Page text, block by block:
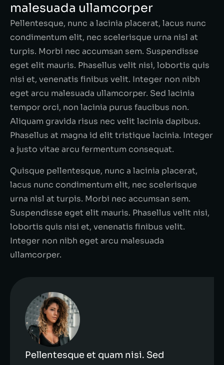
malesuada ullamcorper
Pellentesque, nunc a lacinia placerat, lacus nunc
condimentum elit, nec scelerisque urna nisl at
turpis. Morbi nec accumsan sem. Suspendisse
eget elit mauris. Phasellus velit nisi, lobortis quis
nisi et, venenatis finibus velit. Integer non nibh
eget arcu malesuada ullamcorper. Sed lacinia
tempor orci, non lacinia purus faucibus non.
Aliquam gravida risus nec velit lacinia dapibus.
Phasellus at magna id elit tristique lacinia. Integer
a justo vitae arcu fermentum consequat.
Quisque pellentesque, nunc a lacinia placerat,
lacus nunc condimentum elit, nec scelerisque
urna nisl at turpis. Morbi nec accumsan sem.
Suspendisse eget elit mauris. Phasellus velit nisi,
lobortis quis nisi et, venenatis finibus velit.
Integer non nibh eget arcu malesuada
ullamcorper.
Pellentesque et quam nisi. Sed